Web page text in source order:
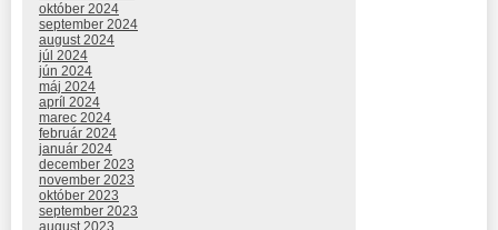
október 2024
september 2024
august 2024
júl 2024
jún 2024
máj 2024
apríl 2024
marec 2024
február 2024
január 2024
december 2023
november 2023
október 2023
september 2023
august 2023